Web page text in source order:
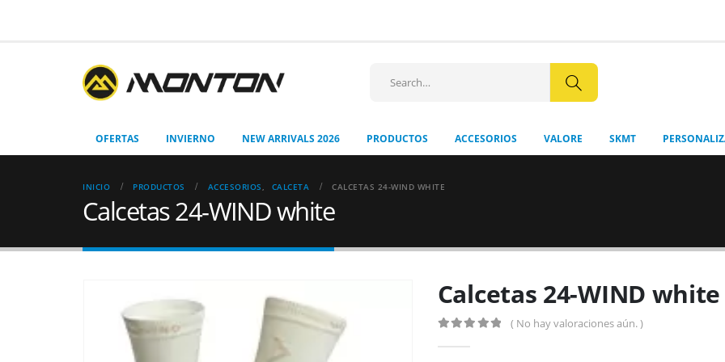
OFERTAS INVIERNO NEW ARRIVALS 2026 PRODUCTOS ACCESORIOS VALORE SKMT
INICIO PRODUCTOS ACCESORIOS CALCETA CALCETAS 24-WIND WHITE
Calcetas 24-WIND white
Calcetas 24-WIND white
( No hay valoraciones aún. )